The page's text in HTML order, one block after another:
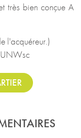
très bien conçue A
l'acquéreur.)